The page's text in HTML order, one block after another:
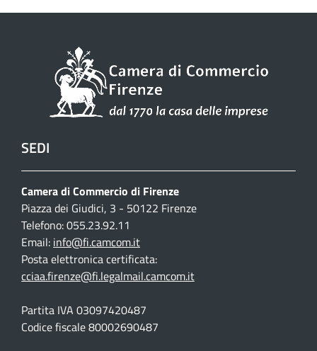
SEDI
Camera di Commercio di Firenze
Piazza dei Giudici, 3 - 50122 Firenze
Telefono: 055.23.92.11
Email: info@fi.camcom.it
Posta elettronica certificata:
cciaa.firenze@fi.legalmail.camcom.it
Partita IVA 03097420487
Codice fiscale 80002690487